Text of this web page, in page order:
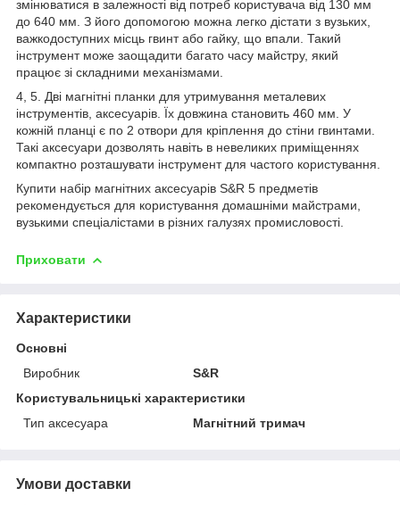
змінюватися в залежності від потреб користувача від 130 мм
до 640 мм. З його допомогою можна легко дістати з вузьких,
важкодоступних місць гвинт або гайку, що впали. Такий
інструмент може заощадити багато часу майстру, який
працює зі складними механізмами.
4, 5. Дві магнітні планки для утримування металевих
інструментів, аксесуарів. Їх довжина становить 460 мм. У
кожній планці є по 2 отвори для кріплення до стіни гвинтами.
Такі аксесуари дозволять навіть в невеликих приміщеннях
компактно розташувати інструмент для частого користування.
Купити набір магнітних аксесуарів S&R 5 предметів
рекомендується для користування домашніми майстрами,
вузькими спеціалістами в різних галузях промисловості.
Приховати
Характеристики
Основні
Виробник
S&R
Користувальницькі характеристики
Тип аксесуара
Магнітний тримач
Умови доставки